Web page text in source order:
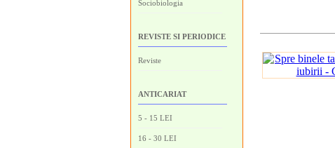
Sociobiologia
REVISTE SI PERIODICE
Reviste
ANTICARIAT
5 - 15 LEI
16 - 30 LEI